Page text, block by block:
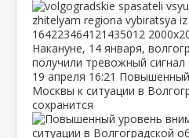
Накануне, 14 января,
получили тревожный
19 апреля 16:21
Москвы к ситуации в
сохранится